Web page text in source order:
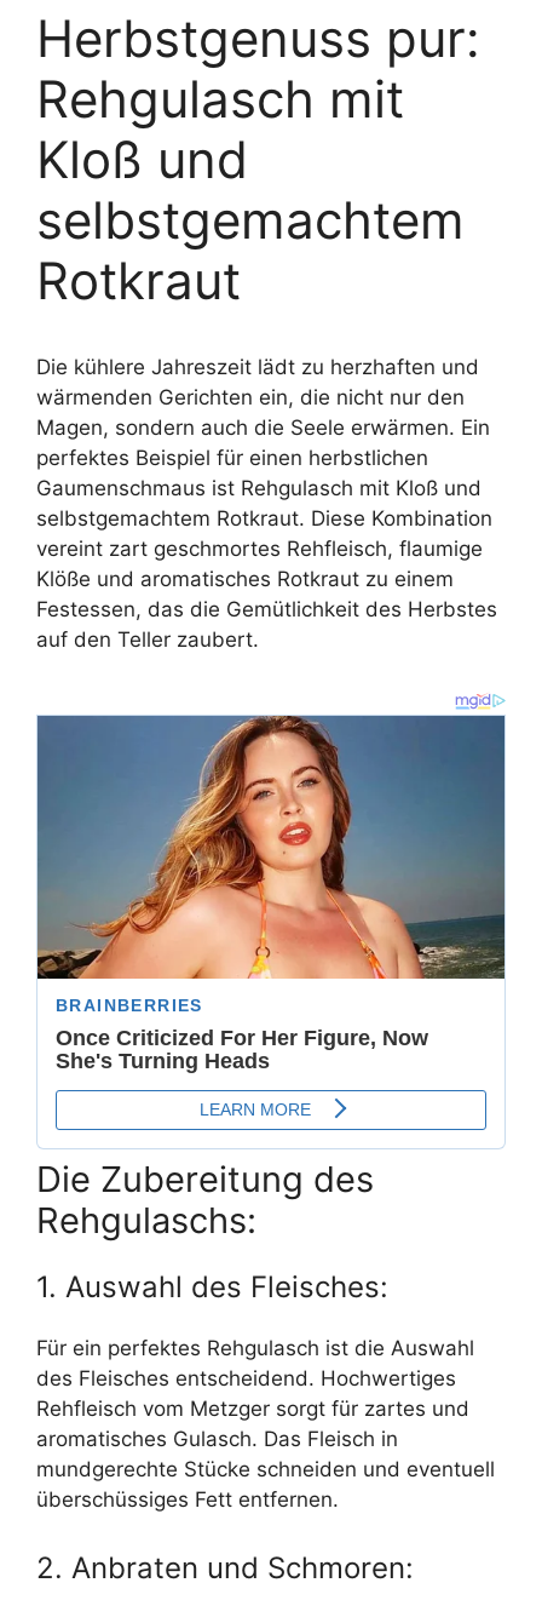
Herbstgenuss pur:
Rehgulasch mit
Kloß und
selbstgemachtem
Rotkraut
Die kühlere Jahreszeit lädt zu herzhaften und
wärmenden Gerichten ein, die nicht nur den
Magen, sondern auch die Seele erwärmen. Ein
perfektes Beispiel für einen herbstlichen
Gaumenschmaus ist Rehgulasch mit Kloß und
selbstgemachtem Rotkraut. Diese Kombination
vereint zart geschmortes Rehfleisch, flaumige
Klöße und aromatisches Rotkraut zu einem
Festessen, das die Gemütlichkeit des Herbstes
auf den Teller zaubert.
Die Zubereitung des
Rehgulaschs:
1. Auswahl des Fleisches:
Für ein perfektes Rehgulasch ist die Auswahl
des Fleisches entscheidend. Hochwertiges
Rehfleisch vom Metzger sorgt für zartes und
aromatisches Gulasch. Das Fleisch in
mundgerechte Stücke schneiden und eventuell
überschüssiges Fett entfernen.
2. Anbraten und Schmoren: